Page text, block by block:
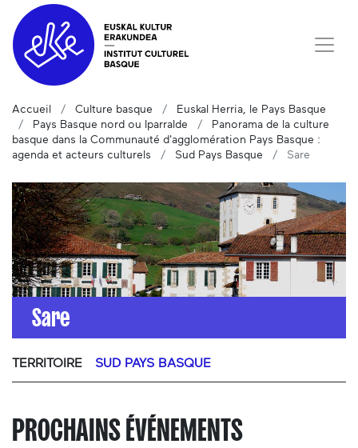
Accueil Culture basque
Euskal Herria, le Pays Basque
Pays Basque nord ou Iparralde
Panorama de la culture
basque dans la Communauté d'agglomération Pays Basque :
agenda et acteurs culturels
Sud Pays Basque Sare
Sare
TERRITOIRE SUD PAYS BASQUE
PROCHAINS ÉVÉNEMENTS